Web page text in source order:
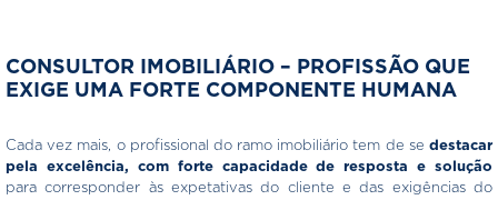
CONSULTOR IMOBILIÁRIO – PROFISSÃO QUE
EXIGE UMA FORTE COMPONENTE HUMANA
Cada vez mais, o profissional do ramo imobiliário tem de se destacar
pela excelência, com forte capacidade de resposta e solução
para corresponder às expetativas do cliente e das exigências do